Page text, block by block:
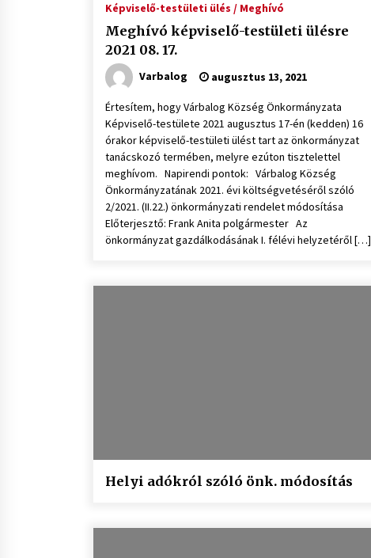
Képviselő-testületi ülés / Meghívó
Meghívó képviselő-testületi ülésre
2021 08. 17.
Varbalog augusztus 13, 2021
Értesítem, hogy Várbalog Község Önkormányzata
Képviselő-testülete 2021 augusztus 17-én (kedden) 16
órakor képviselő-testületi ülést tart az önkormányzat
tanácskozó termében, melyre ezúton tisztelettel
meghívom. Napirendi pontok: Várbalog Község
Önkormányzatának 2021. évi költségvetéséről szóló
2/2021. (II.22.) önkormányzati rendelet módosítása
Előterjesztő: Frank Anita polgármester Az
önkormányzat gazdálkodásának I. félévi helyzetéről […]
Helyi adókról szóló önk. módosítás